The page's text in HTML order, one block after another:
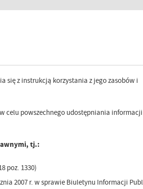
się z instrukcją korzystania z jego zasobów i
powszechnego udostępniania
tj.:
poz. 1330)
2007 r. w sprawie Biuletynu Informacji